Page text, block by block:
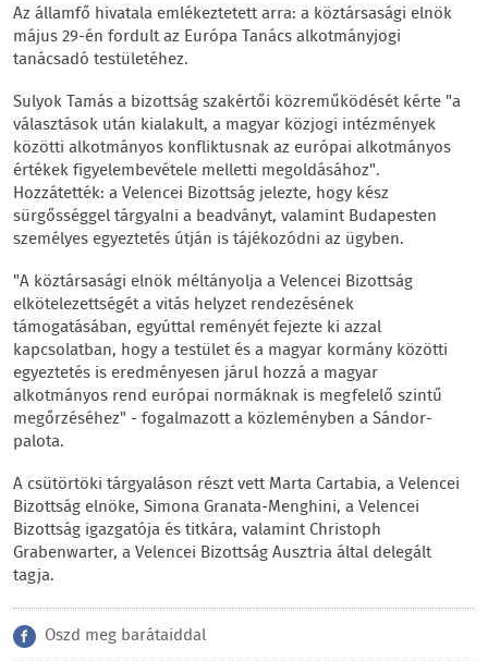
Az államfő hivatala emlékeztetett arra: a köztársasági elnök
május 29-én fordult az Európa Tanács alkotmányjogi
tanácsadó testületéhez.
Sulyok Tamás a bizottság szakértői közreműködését kérte "a
választások után kialakult, a magyar közjogi intézmények
közötti alkotmányos konfliktusnak az európai alkotmányos
értékek figyelembevétele melletti megoldásához".
Hozzátették: a Velencei Bizottság jelezte, hogy kész
sürgősséggel tárgyalni a beadványt, valamint Budapesten
személyes egyeztetés útján is tájékozódni az ügyben.
"A köztársasági elnök méltányolja a Velencei Bizottság
elkötelezettségét a vitás helyzet rendezésének
támogatásában, egyúttal reményét fejezte ki azzal
kapcsolatban, hogy a testület és a magyar kormány közötti
egyeztetés is eredményesen járul hozzá a magyar
alkotmányos rend európai normáknak is megfelelő szintű
megőrzéséhez" - fogalmazott a közleményben a Sándor-
palota.
A csütörtöki tárgyaláson részt vett Marta Cartabia, a Velencei
Bizottság elnöke, Simona Granata-Menghini, a Velencei
Bizottság igazgatója és titkára, valamint Christoph
Grabenwarter, a Velencei Bizottság Ausztria által delegált
tagja.
Oszd meg barátaiddal